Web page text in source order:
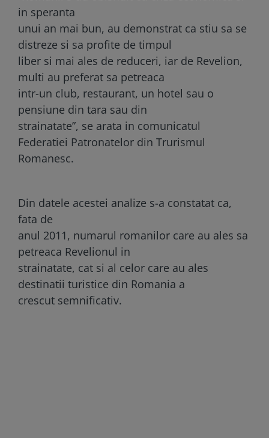
in speranta
unui an mai bun, au demonstrat ca stiu sa se
distreze si sa profite de timpul
liber si mai ales de reduceri, iar de Revelion,
multi au preferat sa petreaca
intr-un club, restaurant, un hotel sau o
pensiune din tara sau din
strainatate”, se arata in comunicatul
Federatiei Patronatelor din Trurismul
Romanesc.
Din datele acestei analize s-a constatat ca,
fata de
anul 2011, numarul romanilor care au ales sa
petreaca Revelionul in
strainatate, cat si al celor care au ales
destinatii turistice din Romania a
crescut semnificativ.